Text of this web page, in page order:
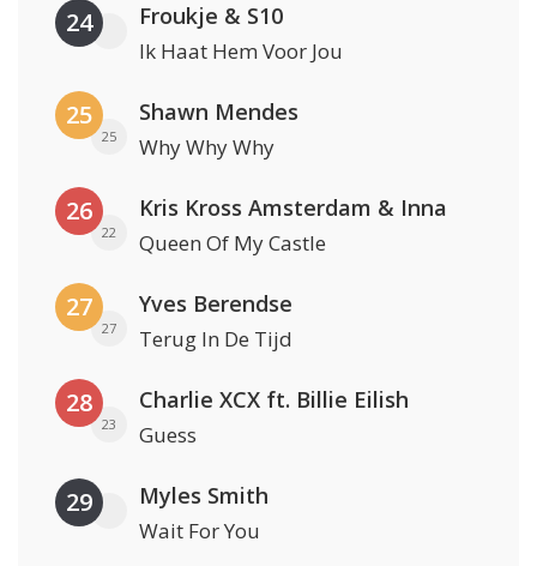
24 Froukje & S10
Ik Haat Hem Voor Jou
25
25
Shawn Mendes
Why Why Why
26
22
Kris Kross Amsterdam & Inna
Queen Of My Castle
27
27
Yves Berendse
Terug In De Tijd
28
23
Charlie XCX ft. Billie Eilish
Guess
29 Myles Smith
Wait For You